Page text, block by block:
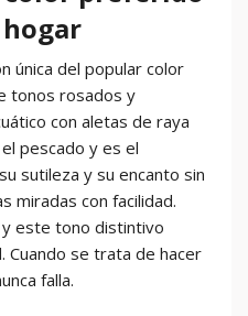
única del popular color
tonos rosados y
con aletas de raya
pescado y es el
sutileza y su encanto sin
miradas con facilidad.
este tono distintivo
Cuando se trata de hacer
falla.